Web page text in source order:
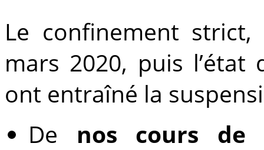
Le confinement
mars 2020, puis l’état
ont entraîné la
De nos cours de